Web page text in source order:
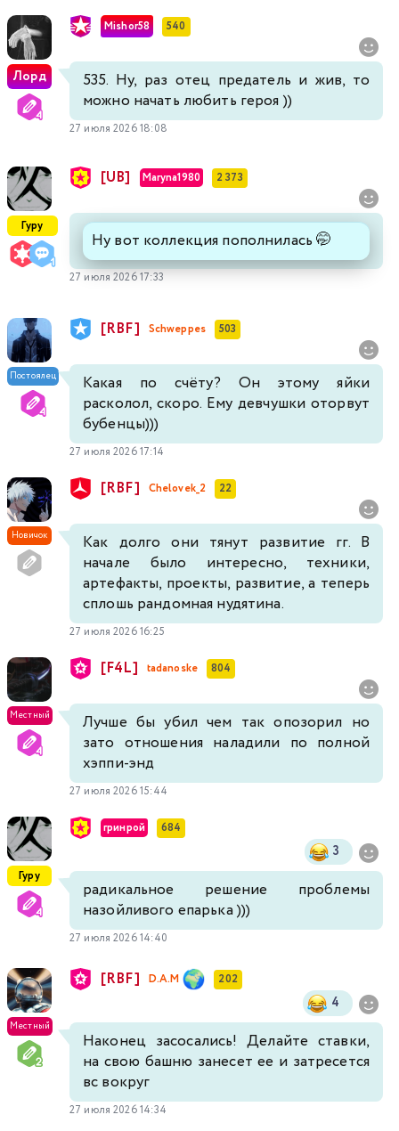
Лорд
Mishor58 540
535. Ну, раз отец предатель и жив, то
можно начать любить героя ))
27 июля 2026 18:08
Гуру
[UB] Maryna1980 2 373
Ну вот коллекция пополнилась 🤭
27 июля 2026 17:33
Постоялец
[RBF] Schweppes 503
Какая по счёту? Он этому яйки
расколол, скоро. Ему девчушки оторвут
бубенцы)))
27 июля 2026 17:14
Новичок
[RBF] Chelovek_2 22
Как долго они тянут развитие гг. В
начале было интересно, техники,
артефакты, проекты, развитие, а теперь
сплошь рандомная нудятина.
27 июля 2026 16:25
Местный
[F4L] tadanoske 804
Лучше бы убил чем так опозорил но
зато отношения наладили по полной
хэппи-энд
27 июля 2026 15:44
Гуру
гринрой 684
3
радикальное решение проблемы
назойливого епарька )))
27 июля 2026 14:40
Местный
[RBF] D.A.M 202
4
Наконец засосались! Делайте ставки,
на свою башню занесет ее и затресется
вс вокруг
27 июля 2026 14:34